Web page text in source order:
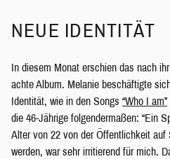
NEUE IDENTITÄT
In diesem Monat erschien das nach
achte Album. Melanie beschäftigte
Identität, wie in den Songs “Who I am”
die 46-Jährige folgendermaßen: “Ein
Alter von 22 von der Öffentlichkeit
werden, war sehr irritierend für mich.